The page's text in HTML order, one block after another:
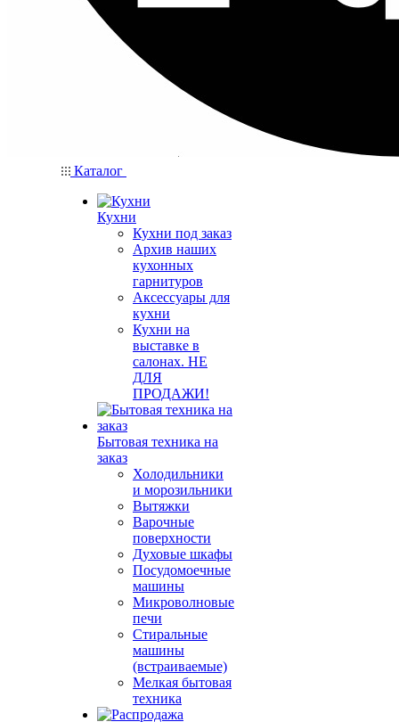
Каталог
Кухни
Кухни под заказ
Архив наших
кухонных
гарнитуров
Аксессуары для
кухни
Кухни на
выставке в
салонах. НЕ
ДЛЯ
ПРОДАЖИ!
Бытовая техника на
заказ
Холодильники
и морозильники
Вытяжки
Варочные
поверхности
Духовые шкафы
Посудомоечные
машины
Микроволновые
печи
Стиральные
машины
(встраиваемые)
Мелкая бытовая
техника